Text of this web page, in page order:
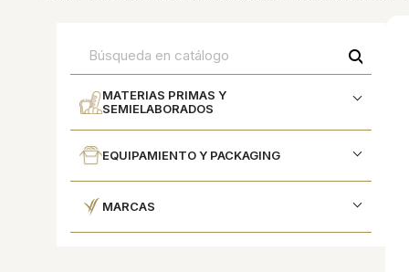
search
MATERIAS PRIMAS Y
SEMIELABORADOS
EQUIPAMIENTO Y PACKAGING
MARCAS